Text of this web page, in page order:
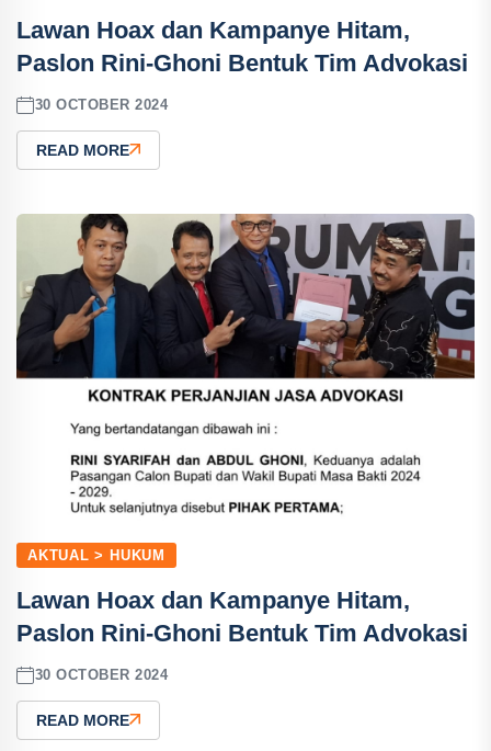
Lawan Hoax dan Kampanye Hitam,
Paslon Rini-Ghoni Bentuk Tim Advokasi
30 OCTOBER 2024
READ MORE
AKTUAL > HUKUM
Lawan Hoax dan Kampanye Hitam,
Paslon Rini-Ghoni Bentuk Tim Advokasi
30 OCTOBER 2024
READ MORE